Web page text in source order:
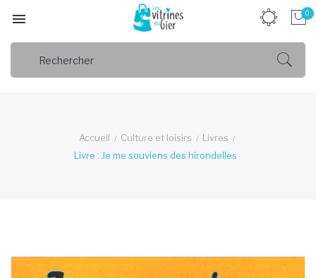
 0
Accueil Culture et loisirs
Livres
Livre : Je me souviens des hirondelles